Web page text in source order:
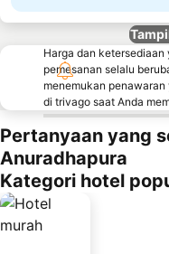
Harga dan
pemesanan selalu
menemukan
di trivago saat Anda
Pertanyaan yang
Anuradhapura
Kategori hotel